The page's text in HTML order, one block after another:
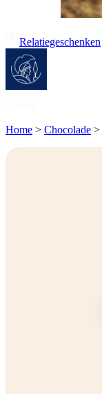
Relatiegeschenken
Home > Chocolade >